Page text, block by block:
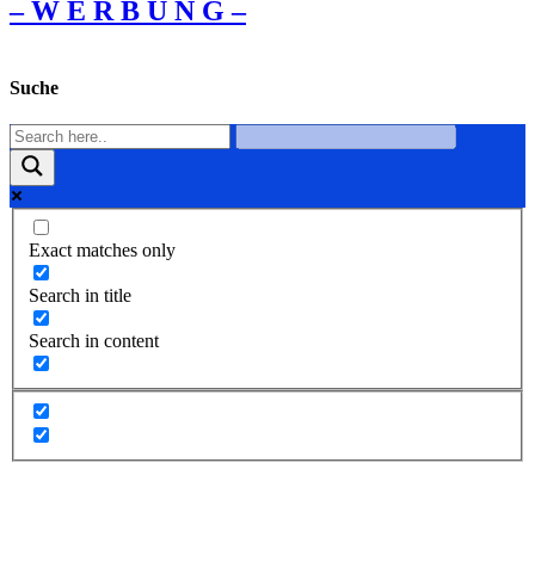
– W Ε R Β U Ν G –
Suche
Exact matches only
Search in title
Search in content